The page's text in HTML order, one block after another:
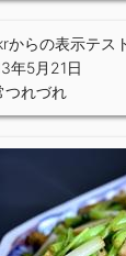
からの表示テス
年5月21日
つれづれ